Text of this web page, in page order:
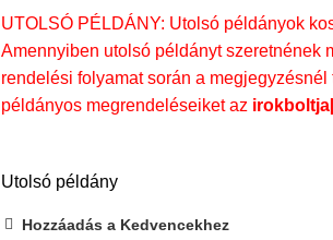
UTOLSÓ PÉLDÁNY: Utolsó példányok
Amennyiben utolsó példányt szeretnének
rendelési folyamat során a
példányos megrendeléseiket az
Utolsó példány
Hozzáadás a Kedvencekhez